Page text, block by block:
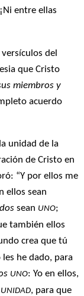
entre ellas
del
que Cristo
miembros y
acuerdo
unidad de la
de Cristo en
“Y por ellos me
ellos sean
sean UNO;
también ellos
crea que tú
he dado, para
UNO: Yo en ellos,
UNIDAD, para que